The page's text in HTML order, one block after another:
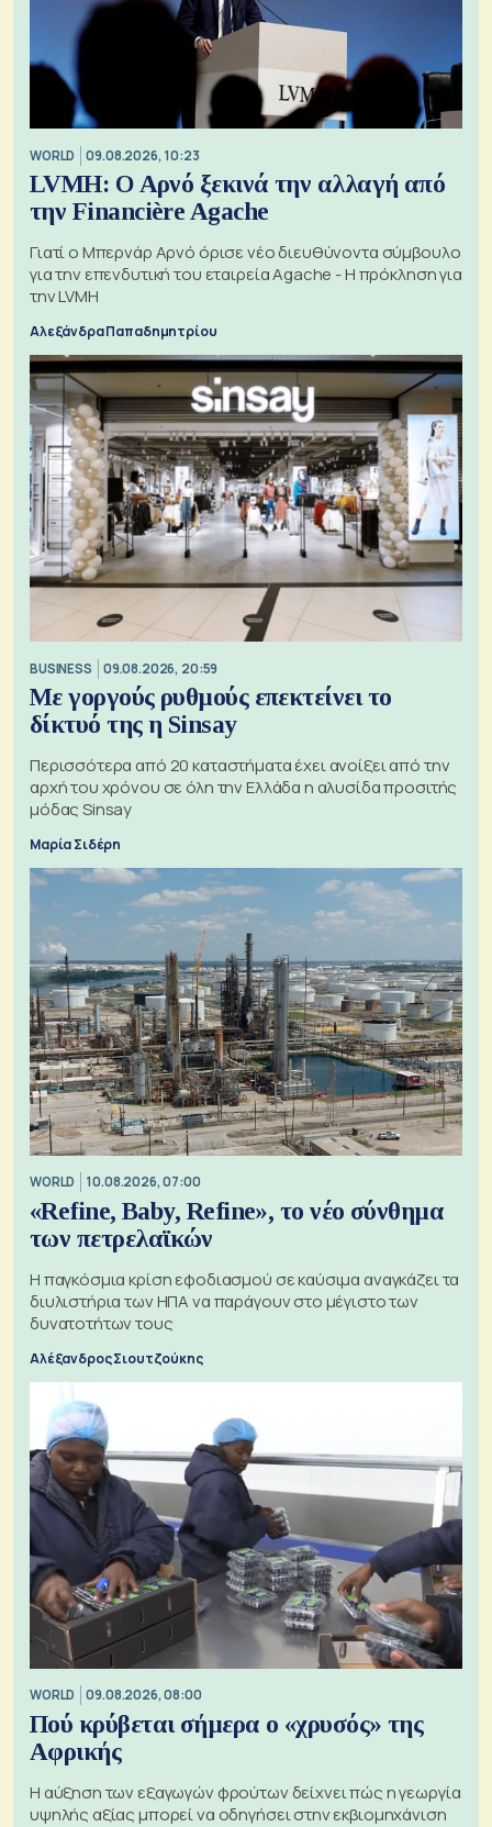
WORLD 09.08.2026, 10:23
LVMH: Ο Αρνό ξεκινά την αλλαγή από
την Financière Agache
Γιατί ο Μπερνάρ Αρνό όρισε νέο διευθύνοντα σύμβουλο
για την επενδυτική του εταιρεία Agache - Η πρόκληση για
την LVMH
Αλεξάνδρα Παπαδημητρίου
BUSINESS 09.08.2026, 20:59
Με γοργούς ρυθμούς επεκτείνει το
δίκτυό της η Sinsay
Περισσότερα από 20 καταστήματα έχει ανοίξει από την
αρχή του χρόνου σε όλη την Ελλάδα η αλυσίδα προσιτής
μόδας Sinsay
Μαρία Σιδέρη
WORLD 10.08.2026, 07:00
«Refine, Baby, Refine», το νέο σύνθημα
των πετρελαϊκών
Η παγκόσμια κρίση εφοδιασμού σε καύσιμα αναγκάζει τα
διυλιστήρια των ΗΠΑ να παράγουν στο μέγιστο των
δυνατοτήτων τους
Αλέξανδρος Σιουτζούκης
WORLD 09.08.2026, 08:00
Πού κρύβεται σήμερα ο «χρυσός» της
Αφρικής
Η αύξηση των εξαγωγών φρούτων δείχνει πώς η γεωργία
υψηλής αξίας μπορεί να οδηγήσει στην εκβιομηχάνιση